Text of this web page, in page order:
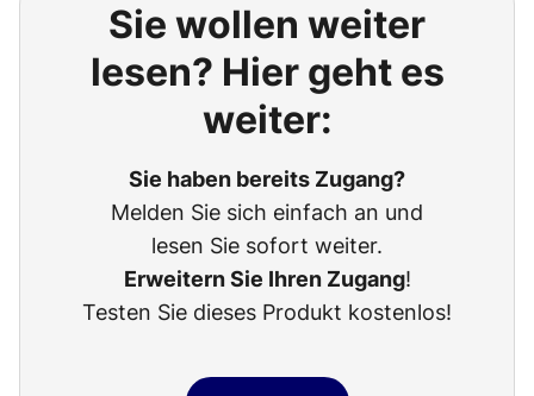
Sie wollen weiter
lesen? Hier geht es
weiter:
Sie haben bereits Zugang?
Melden Sie sich einfach an und
lesen Sie sofort weiter.
Erweitern Sie Ihren Zugang!
Testen Sie dieses Produkt kostenlos!